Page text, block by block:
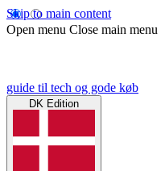
Skip to main content
Open menu Close main menu
guide til tech og gode køb
DK Edition